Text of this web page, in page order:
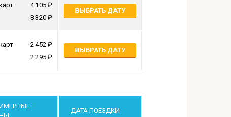
4 105
8 320
ВЫБРАТЬ ДАТУ
2 452
2 295
ВЫБРАТЬ ДАТУ
ДАТА ПОЕЗДКИ